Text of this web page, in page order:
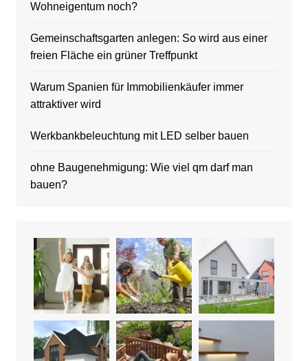
Wohneigentum noch?
Gemeinschaftsgarten anlegen: So wird aus einer
freien Fläche ein grüner Treffpunkt
Warum Spanien für Immobilienkäufer immer
attraktiver wird
Werkbankbeleuchtung mit LED selber bauen
ohne Baugenehmigung: Wie viel qm darf man
bauen?